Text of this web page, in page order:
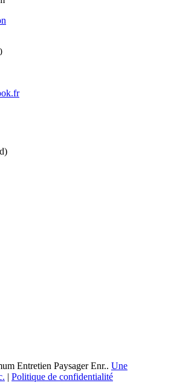
Entretien Paysager Enr.. Une
| Politique de confidentialité